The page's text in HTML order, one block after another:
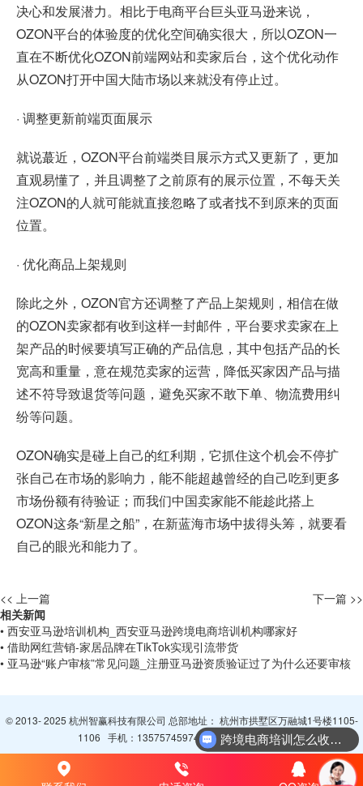
决心和发展潜力。相比于电商平台巨头亚马逊来说，
OZON平台的体验度的优化空间确实很大，所以OZON一
直在不断优化OZON前端网站和卖家后台，这个优化动作
从OZON打开中国大陆市场以来就没有停止过。
· 调整更新前端页面展示
就说蕞近，OZON平台前端类目展示方式又更新了，更加
直观易懂了，并且调整了之前原有的展示位置，不每天关
注OZON的人就可能就直接忽略了或者找不到原来的页面
位置。
· 优化商品上架规则
除此之外，OZON官方还调整了产品上架规则，相信在做
的OZON卖家都有收到这样一封邮件，平台要求卖家在上
架产品的时候要填写正确的产品信息，其中包括产品的长
宽高和重量，意在规范卖家的运营，降低买家因产品与描
述不符导致退货等问题，避免买家不敢下单、物流费用纠
纷等问题。
OZON确实是碰上自己的红利期，它抓住这个机会不停扩
张自己在市场的影响力，能不能超越曾经的自己吃到更多
市场份额有待验证；而我们中国卖家能不能趁此搭上
OZON这条“新星之船”，在新蓝海市场中拔得头筹，就要看
自己的眼光和能力了。
<< 上一篇
下一篇 >>
相关新闻
• 西安亚马逊培训机构_西安亚马逊跨境电商培训机构哪家好
• 借助网红营销-家居品牌在TikTok实现引流带货
• 亚马逊“账户审核”常见问题_注册亚马逊资质验证过了为什么还要审核
© 2013- 2025 杭州智赢科技有限公司 总部地址： 杭州市拱墅区万融城1号楼1105-
1106 手机： 13575745974QQ：3065094296 跨境电商培训怎么收费？